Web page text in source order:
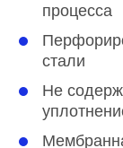
процесса
стали
Не